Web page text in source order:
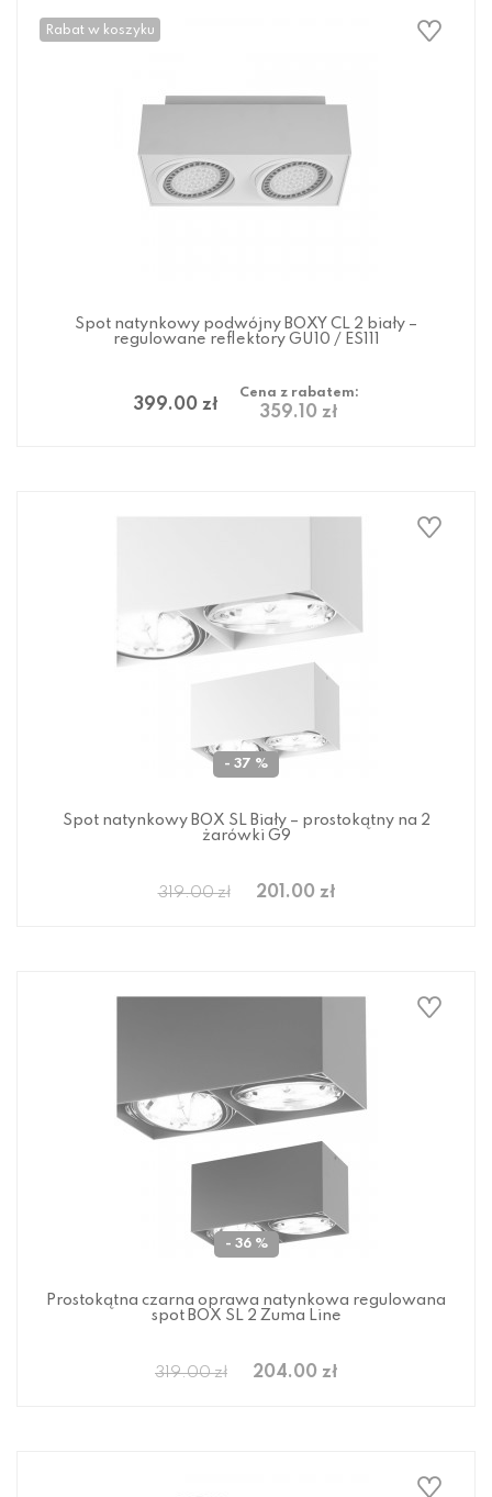
Rabat w koszyku
Spot natynkowy podwójny BOXY CL 2 biały –
regulowane reflektory GU10 / ES111
399.00 zł
Cena z rabatem:
359.10 zł
- 37 %
Spot natynkowy BOX SL Biały – prostokątny na 2
żarówki G9
319.00 zł 201.00 zł
- 36 %
Prostokątna czarna oprawa natynkowa regulowana
spot BOX SL 2 Zuma Line
319.00 zł 204.00 zł